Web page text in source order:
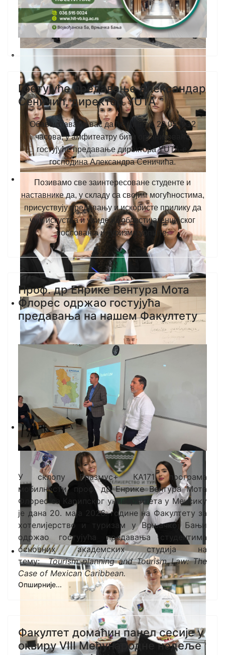
Гостујуће предавање Александар
Сеничић, директор YUTA
Обавештавамо вас да ће у петак, 29.05. у 12
часова, у амфитеатру бити организовано
гостујуће предавање директора YUТА-е,
господина Александра Сеничића.
Позивамо све заинтересоване студенте и
наставнике да, у складу са својим могућностима,
присуствују предавању и искористе прилику да
чују искуства и увиде из области агенцијског
пословања и туризма уопште.
Проф. др Енрике Вентура Мота
Флорес одржао гостујућа
предавања на нашем Факултету
У склопу Еразмус+ КА171 програма
мобилности, проф. др Енрике Вентура Мота
Флорес са Карипског универзитета у Мексику
је дана 20. маја 2026. године на Факултету за
хотелијерство и туризам у Врњачкој Бањи
одржао гостујућа предавања студентима
основних академских студија на
тему:Tourism planning and Tourism Law: The
Case of Mexican Caribbean.
Опширније...
Факултет домаћин панел сесије у
оквиру VIII Међународне недеље